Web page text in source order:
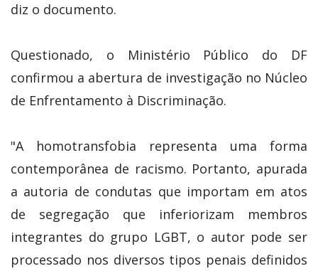
diz o documento.
Questionado, o Ministério Público do DF
confirmou a abertura de investigação no Núcleo
de Enfrentamento à Discriminação.
"A homotransfobia representa uma forma
contemporânea de racismo. Portanto, apurada
a autoria de condutas que importam em atos
de segregação que inferiorizam membros
integrantes do grupo LGBT, o autor pode ser
processado nos diversos tipos penais definidos